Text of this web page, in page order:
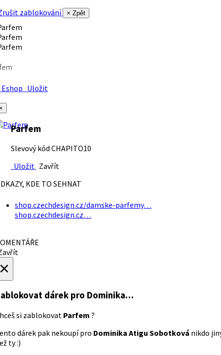
zablokování
× Zpět
Uložit
Parfem
Slevový kód CHAPITO10
Uložit Zavřít
KDE TO SEHNAT
shop.czechdesign.cz/damske-parfemy…
shop.czechdesign.cz…
dárek pro Dominika…
si zablokovat Parfem ?
dárek pak nekoupí pro Dominika Atigu Sobotková nikdo
ty :)